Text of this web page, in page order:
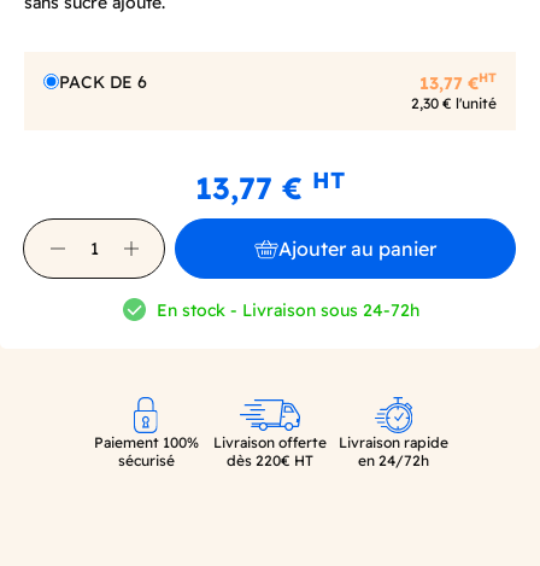
PACK DE 6 13,77 €HT
2,30 € l'unité
13,77 € HT
Ajouter au panier
En stock - Livraison sous 24-72h
Paiement 100%
sécurisé
Livraison offerte
dès 220€ HT
Livraison rapide
en 24/72h